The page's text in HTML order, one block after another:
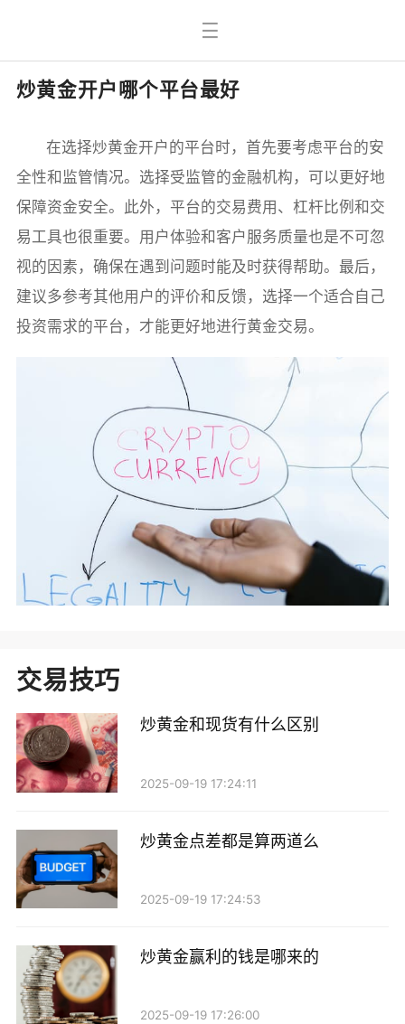
炒黄金开户哪个平台最好
在选择炒黄金开户的平台时，首先要考虑平台的安
全性和监管情况。选择受监管的金融机构，可以更好地
保障资金安全。此外，平台的交易费用、杠杆比例和交
易工具也很重要。用户体验和客户服务质量也是不可忽
视的因素，确保在遇到问题时能及时获得帮助。最后，
建议多参考其他用户的评价和反馈，选择一个适合自己
投资需求的平台，才能更好地进行黄金交易。
交易技巧
炒黄金和现货有什么区别
2025-09-19 17:24:11
炒黄金点差都是算两道么
2025-09-19 17:24:53
炒黄金赢利的钱是哪来的
2025-09-19 17:26:00